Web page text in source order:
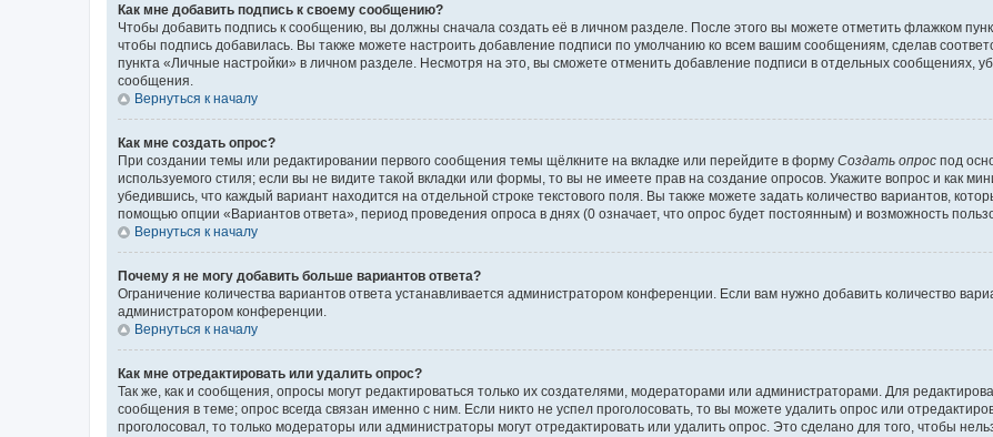
Как мне добавить подпись к своему сообщению?
Чтобы добавить подпись к сообщению, вы должны сначала создать её в личном разделе. После этого вы можете отметить флажком
чтобы подпись добавилась. Вы также можете настроить добавление подписи по умолчанию ко всем вашим сообщениям, сделав
пункта «Личные настройки» в личном разделе. Несмотря на это, вы сможете отменить добавление подписи в отдельных сообщениях,
сообщения.
Вернуться к началу
Как мне создать опрос?
При создании темы или редактировании первого сообщения темы щёлкните на вкладке или перейдите в форму Создать опрос под
используемого стиля; если вы не видите такой вкладки или формы, то вы не имеете прав на создание опросов. Укажите вопрос и как
убедившись, что каждый вариант находится на отдельной строке текстового поля. Вы также можете задать количество вариантов,
помощью опции «Вариантов ответа», период проведения опроса в днях (0 означает, что опрос будет постоянным) и возможность
Вернуться к началу
Почему я не могу добавить больше вариантов ответа?
Ограничение количества вариантов ответа устанавливается администратором конференции. Если вам нужно добавить количество
администратором конференции.
Вернуться к началу
Как мне отредактировать или удалить опрос?
Так же, как и сообщения, опросы могут редактироваться только их создателями, модераторами или администраторами. Для
сообщения в теме; опрос всегда связан именно с ним. Если никто не успел проголосовать, то вы можете удалить опрос или
проголосовал, то только модераторы или администраторы могут отредактировать или удалить опрос. Это сделано для того, чтобы